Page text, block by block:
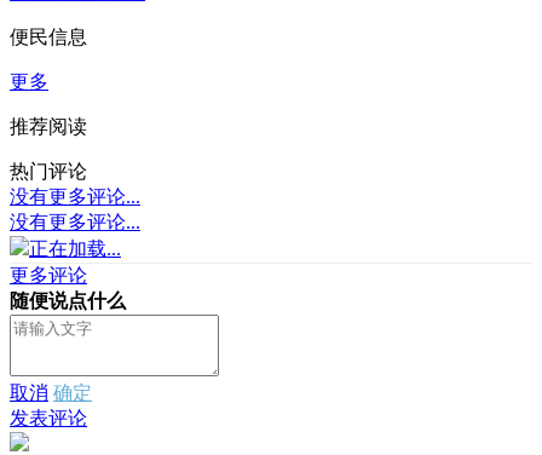
便民信息
更多
推荐阅读
热门评论
没有更多评论...
没有更多评论...
正在加载...
更多评论
随便说点什么
取消 确定
发表评论